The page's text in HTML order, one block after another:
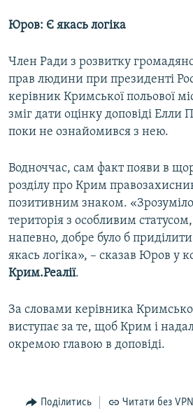
Юров: Є якась логіка
Член Ради з розвитку
прав людини при президенті
керівник Кримської польової
зміг дати оцінку доповіді Елли
поки не ознайомився з нею.
Водноччас, сам факт появи в
розділу про Крим
позитивним знаком.
територія з особливим статусом,
напевно, добре було б
якась логіка», – сказав Юров у
Крим.Реалії.
За словами керівника Кримської
виступає за те, щоб Крим і
окремою главою в доповіді.
Поділитись Читати без VPN